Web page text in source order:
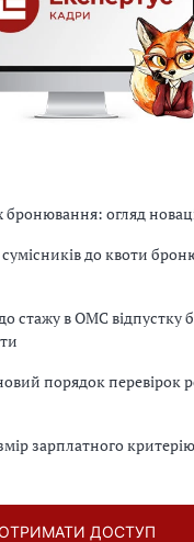
бронювання: огляд
до квоти
стажу в ОМС відпустку
порядок перевірок
зарплатного
ДОСТУП